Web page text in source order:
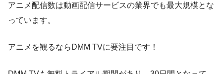
アニメ配信数は動画配信サービスの業界でも最大規模とな
っています。
アニメを観るならDMM TVに要注目です！